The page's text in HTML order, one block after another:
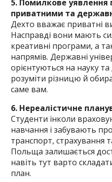
5. Помилкове уявлення
приватними та
Дехто вважає приватні
Насправді вони мають
креативні програми, а
напрямів. Державні
орієнтуються на науку
розуміти різницю й
саме вам.
6. Нереалістичне
Студенти інколи
навчання і забувають
транспорт, страхування
Польща залишається
навіть тут варто
план.